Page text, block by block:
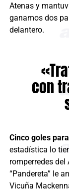
Atenas y
ganamos dos
delantero.
con
Cinco goles
estadística lo
romperredes del
“Pandereta” le
Vicuña